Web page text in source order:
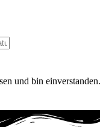
und bin einverstanden.